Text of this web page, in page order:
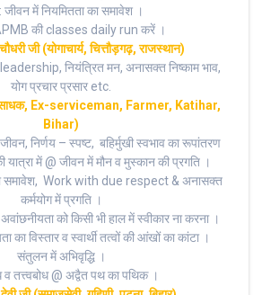
जीवन में नियमितता का समावेश ।
की classes daily run करें ।
जी (योगाचार्य, चित्तौड़गढ़, राजस्थान)
leadership, नियंत्रित मन, अनासक्त निष्काम भाव,
योग प्रचार प्रसार etc.
Ex-serviceman, Farmer, Katihar,
Bihar)
निर्णय – स्पष्ट, बहिर्मुखी स्वभाव का रूपांतरण
यात्रा में @ जीवन में मौन व मुस्कान की प्रगति ।
समावेश, Work with due respect & अनासक्त
कर्मयोग में प्रगति ।
को किसी भी हाल में स्वीकार ना करना ।
का विस्तार व स्वार्थी तत्वों की आंखों का कांटा ।
संतुलन में अभिवृद्धि ।
तत्त्वबोध @ अद्वैत पथ का पथिक ।